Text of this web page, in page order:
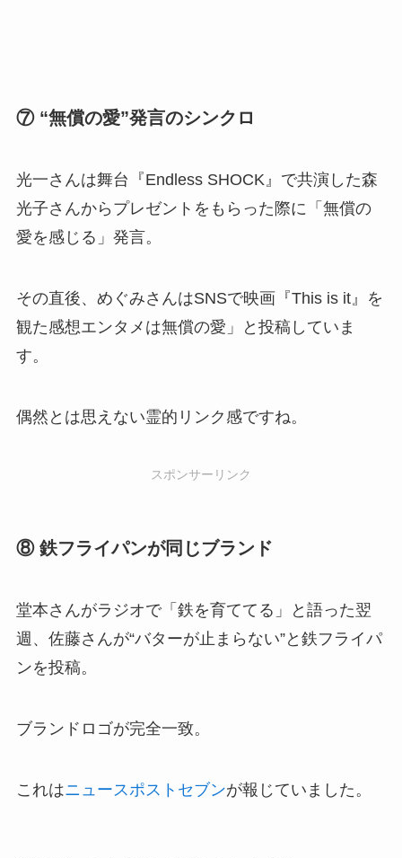
⑦ “無償の愛”発言のシンクロ
光一さんは舞台『Endless SHOCK』で共演した森
光子さんからプレゼントをもらった際に「無償の
愛を感じる」発言。
その直後、めぐみさんはSNSで映画『This is it』を
観た感想エンタメは無償の愛」と投稿していま
す。
偶然とは思えない霊的リンク感ですね。
スポンサーリンク
⑧ 鉄フライパンが同じブランド
堂本さんがラジオで「鉄を育ててる」と語った翌
週、佐藤さんが“バターが止まらない”と鉄フライパ
ンを投稿。
ブランドロゴが完全一致。
これはニュースポストセブンが報じていました。